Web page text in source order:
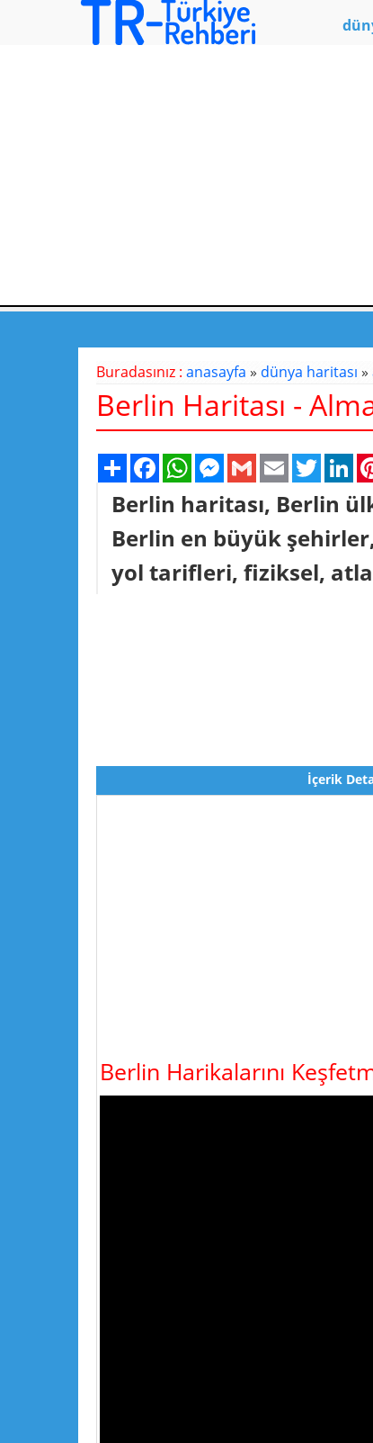
Buradasınız : anasayfa » dünya haritası »
Berlin Haritası -
Share FacebookWhatsAppMessenger
Gmail Email Twitter
Berlin haritası, Berlin
Berlin en büyük
yol tarifleri, fiziksel,
İçerik
Berlin Harikalarını